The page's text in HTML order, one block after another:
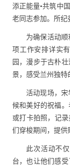
添正能量•共筑中
老同志参加。所纪
为确保活动
项工作安排详实
园，漫步于古朴
景，感受兰州独特
活动现场， 宋
候和美好的祝福。
或打卡拍照，记录
们穿梭期间，提供
此次活动不
台，也让他们感